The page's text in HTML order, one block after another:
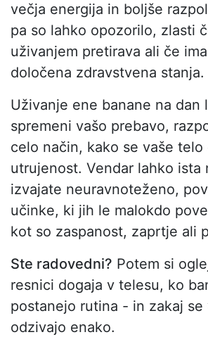
večja energija in boljše
pa so lahko opozorilo, zlasti
uživanjem pretirava ali če
določena zdravstvena stanja.
Uživanje ene banane na dan
spremeni vašo prebavo,
celo način, kako se vaše telo
utrujenost. Vendar lahko ista
izvajate neuravnoteženo,
učinke, ki jih le malokdo
kot so zaspanost, zaprtje ali
Ste radovedni? Potem si
resnici dogaja v telesu, ko
postanejo rutina - in zakaj se
odzivajo enako.